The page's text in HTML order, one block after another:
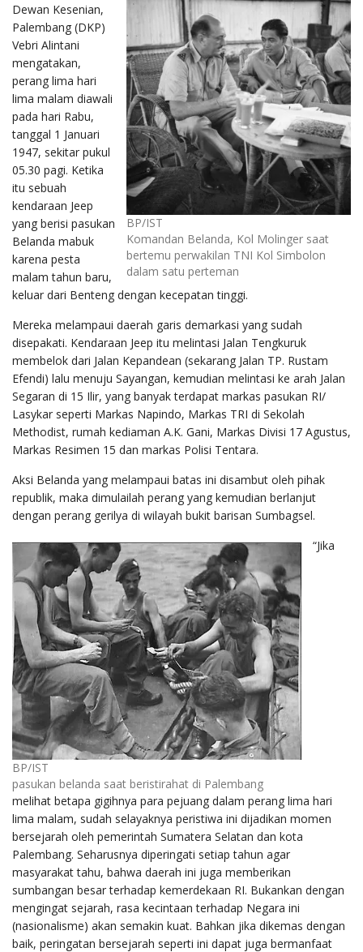
BP/IST
Komandan Belanda, Kol Molinger saat
bertemu perwakilan TNI Kol Simbolon
dalam satu perteman
Dewan Kesenian,
Palembang (DKP)
Vebri Alintani
mengatakan,
perang lima hari
lima malam diawali
pada hari Rabu,
tanggal 1 Januari
1947, sekitar pukul
05.30 pagi. Ketika
itu sebuah
kendaraan Jeep
yang berisi pasukan
Belanda mabuk
karena pesta
malam tahun baru,
keluar dari Benteng dengan kecepatan tinggi.
Mereka melampaui daerah garis demarkasi yang sudah
disepakati. Kendaraan Jeep itu melintasi Jalan Tengkuruk
membelok dari Jalan Kepandean (sekarang Jalan TP. Rustam
Efendi) lalu menuju Sayangan, kemudian melintasi ke arah Jalan
Segaran di 15 Ilir, yang banyak terdapat markas pasukan RI/
Lasykar seperti Markas Napindo, Markas TRI di Sekolah
Methodist, rumah kediaman A.K. Gani, Markas Divisi 17 Agustus,
Markas Resimen 15 dan markas Polisi Tentara.
Aksi Belanda yang melampaui batas ini disambut oleh pihak
republik, maka dimulailah perang yang kemudian berlanjut
dengan perang gerilya di wilayah bukit barisan Sumbagsel.
BP/IST
pasukan belanda saat beristirahat di Palembang
“Jika
melihat betapa gigihnya para pejuang dalam perang lima hari
lima malam, sudah selayaknya peristiwa ini dijadikan momen
bersejarah oleh pemerintah Sumatera Selatan dan kota
Palembang. Seharusnya diperingati setiap tahun agar
masyarakat tahu, bahwa daerah ini juga memberikan
sumbangan besar terhadap kemerdekaan RI. Bukankan dengan
mengingat sejarah, rasa kecintaan terhadap Negara ini
(nasionalisme) akan semakin kuat. Bahkan jika dikemas dengan
baik, peringatan bersejarah seperti ini dapat juga bermanfaat